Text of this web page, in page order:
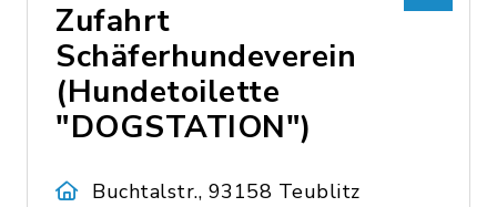
Zufahrt
Schäferhundeverein
(Hundetoilette
"DOGSTATION")
Buchtalstr., 93158 Teublitz